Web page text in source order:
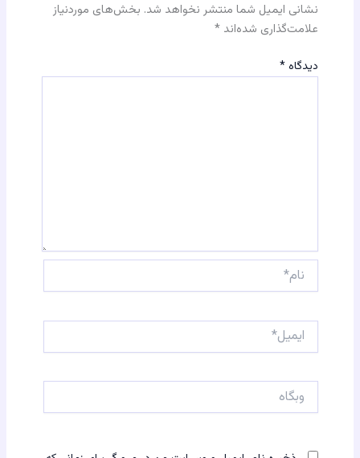
نشانی ایمیل شما منتشر نخواهد شد. بخش‌های موردنیاز
علامت‌گذاری شده‌اند *
دیدگاه*
ایمیل*